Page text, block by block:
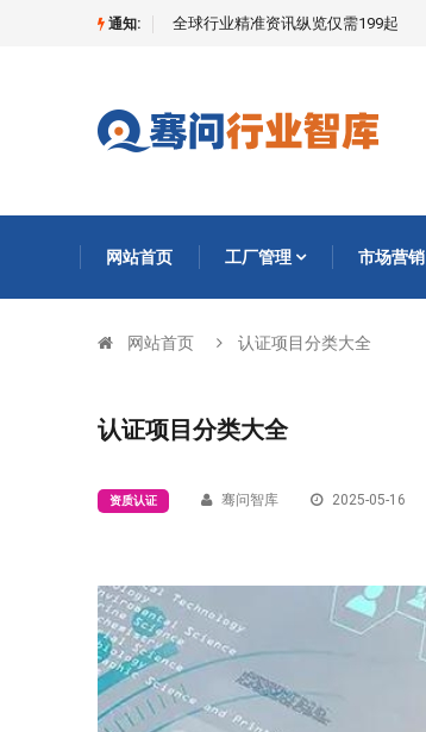
通知: 全球行业精准资讯纵览仅需199起
网站首页 工厂管理 市场营销
网站首页 认证项目分类大全
认证项目分类大全
资质认证 骞问智库 2025-05-16